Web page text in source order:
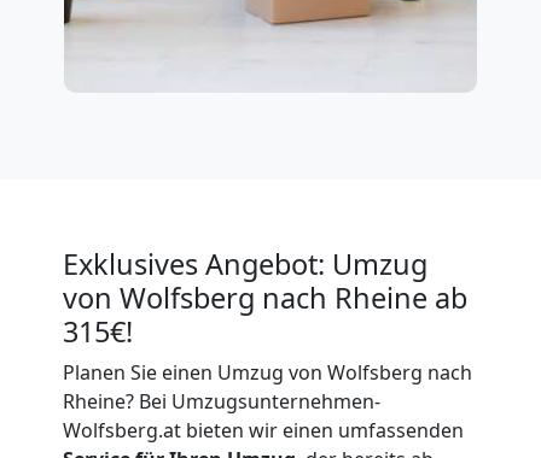
Exklusives Angebot: Umzug
von Wolfsberg nach Rheine ab
315€!
Planen Sie einen Umzug von Wolfsberg nach
Rheine? Bei Umzugsunternehmen-
Wolfsberg.at bieten wir einen umfassenden